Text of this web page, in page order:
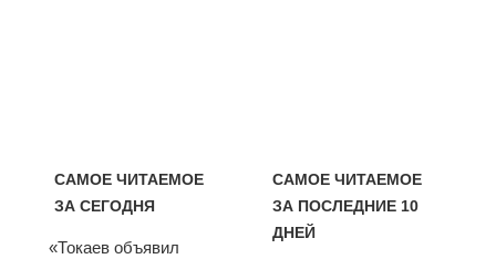
САМОЕ ЧИТАЕМОЕ
ЗА СЕГОДНЯ
«Токаев объявил
САМОЕ ЧИТАЕМОЕ
ЗА ПОСЛЕДНИЕ 10
ДНЕЙ